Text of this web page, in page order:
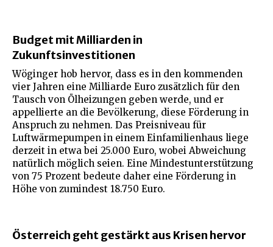
Budget mit Milliarden in
Zukunftsinvestitionen
Wöginger hob hervor, dass es in den kommenden
vier Jahren eine Milliarde Euro zusätzlich für den
Tausch von Ölheizungen geben werde, und er
appellierte an die Bevölkerung, diese Förderung in
Anspruch zu nehmen. Das Preisniveau für
Luftwärmepumpen in einem Einfamilienhaus liege
derzeit in etwa bei 25.000 Euro, wobei Abweichung
natürlich möglich seien. Eine Mindestunterstützung
von 75 Prozent bedeute daher eine Förderung in
Höhe von zumindest 18.750 Euro.
Österreich geht gestärkt aus Krisen hervor